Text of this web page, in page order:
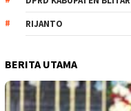
RIJANTO
BERITA UTAMA